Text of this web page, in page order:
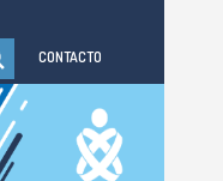
CONTACTO